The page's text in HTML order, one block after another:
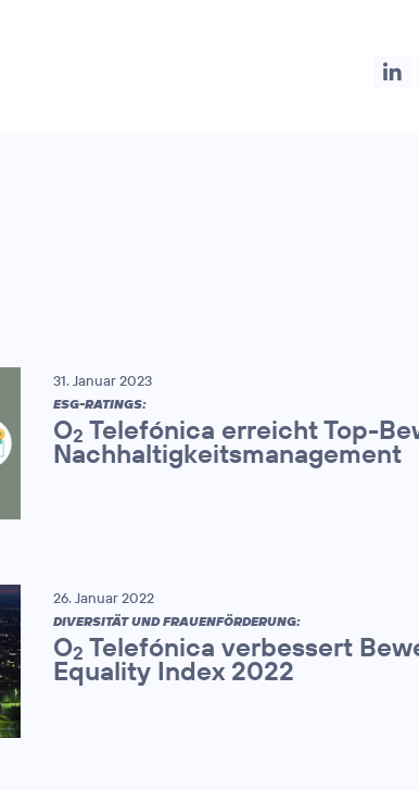
31. Januar 2023
ESG-RATINGS:
O2 Telefónica erreicht Top-
Nachhaltigkeitsmanagement
26. Januar 2022
DIVERSITÄT UND FRAUENFÖRDERUNG:
O2 Telefónica verbessert
Equality Index 2022